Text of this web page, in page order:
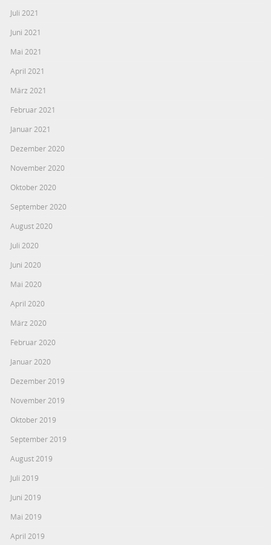
Juli 2021
Juni 2021
Mai 2021
April 2021
März 2021
Februar 2021
Januar 2021
Dezember 2020
November 2020
Oktober 2020
September 2020
August 2020
Juli 2020
Juni 2020
Mai 2020
April 2020
März 2020
Februar 2020
Januar 2020
Dezember 2019
November 2019
Oktober 2019
September 2019
August 2019
Juli 2019
Juni 2019
Mai 2019
April 2019